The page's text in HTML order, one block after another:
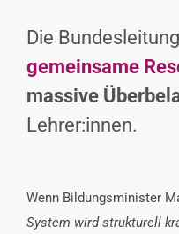
Die
gemeinsame
massive
Lehrer:innen.
Wenn Bildungsminister
System wird strukturell